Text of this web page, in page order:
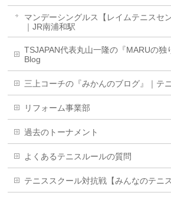
マンデーシングルス【レイムテニスセ
｜JR南浦和駅
TSJAPAN代表丸山一隆の『MARUの独
Blog
三上コーチの『みかんのブログ』｜テ
リフォーム事業部
過去のトーナメント
よくあるテニスルールの質問
テニススクール対抗戦【みんなのテニ